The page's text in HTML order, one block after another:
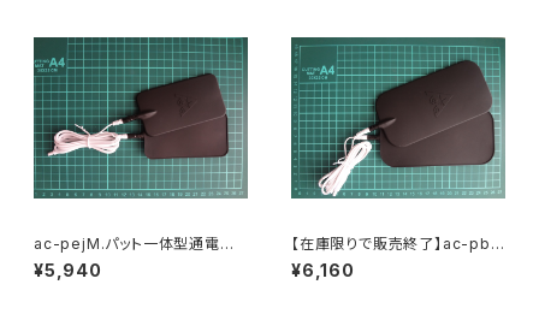
ac-pejM.パット一体型通電コ
ード(中)1本【スーパードクターA
C6000用】RubberPad ＆Cor
¥5,940
【在庫限りで販売終了】ac-pbj
L.パット一体型通電コード(大)1
本【スーパードクターAC6000
¥6,160